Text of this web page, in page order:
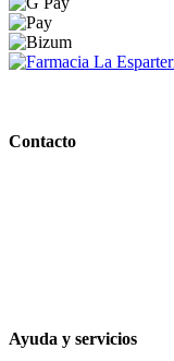
Contacto
Ayuda y servicios